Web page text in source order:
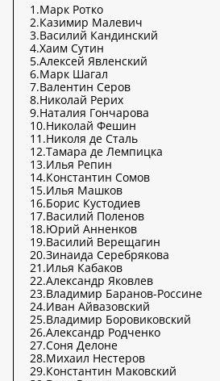
1.Марк Ротко
2.Казимир Малевич
3.Василий Кандинский
4.Хаим Сутин
5.Алексей Явленский
6.Марк Шагал
7.Валентин Серов
8.Николай Рерих
9.Наталия Гончарова
10.Николай Фешин
11.Николя де Сталь
12.Тамара де Лемпицка
13.Илья Репин
14.Константин Сомов
15.Илья Машков
16.Борис Кустодиев
17.Василий Поленов
18.Юрий Анненков
19.Василий Верещагин
20.Зинаида Серебрякова
21.Илья Кабаков
22.Александр Яковлев
23.Владимир Баранов-Россине
24.Иван Айвазовский
25.Владимир Боровиковский
26.Александр Родченко
27.Соня Делоне
28.Михаил Нестеров
29.Константин Маковский